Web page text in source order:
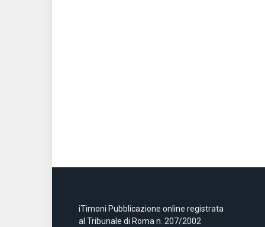
iTimoni Pubblicazione online registrata
al Tribunale di Roma n. 207/2002